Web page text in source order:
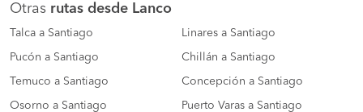
Otras rutas desde Lanco
Talca a Santiago Linares a Santiago
Pucón a Santiago Chillán a Santiago
Temuco a Santiago Concepción a Santiago
Osorno a Santiago Puerto Varas a Santiago